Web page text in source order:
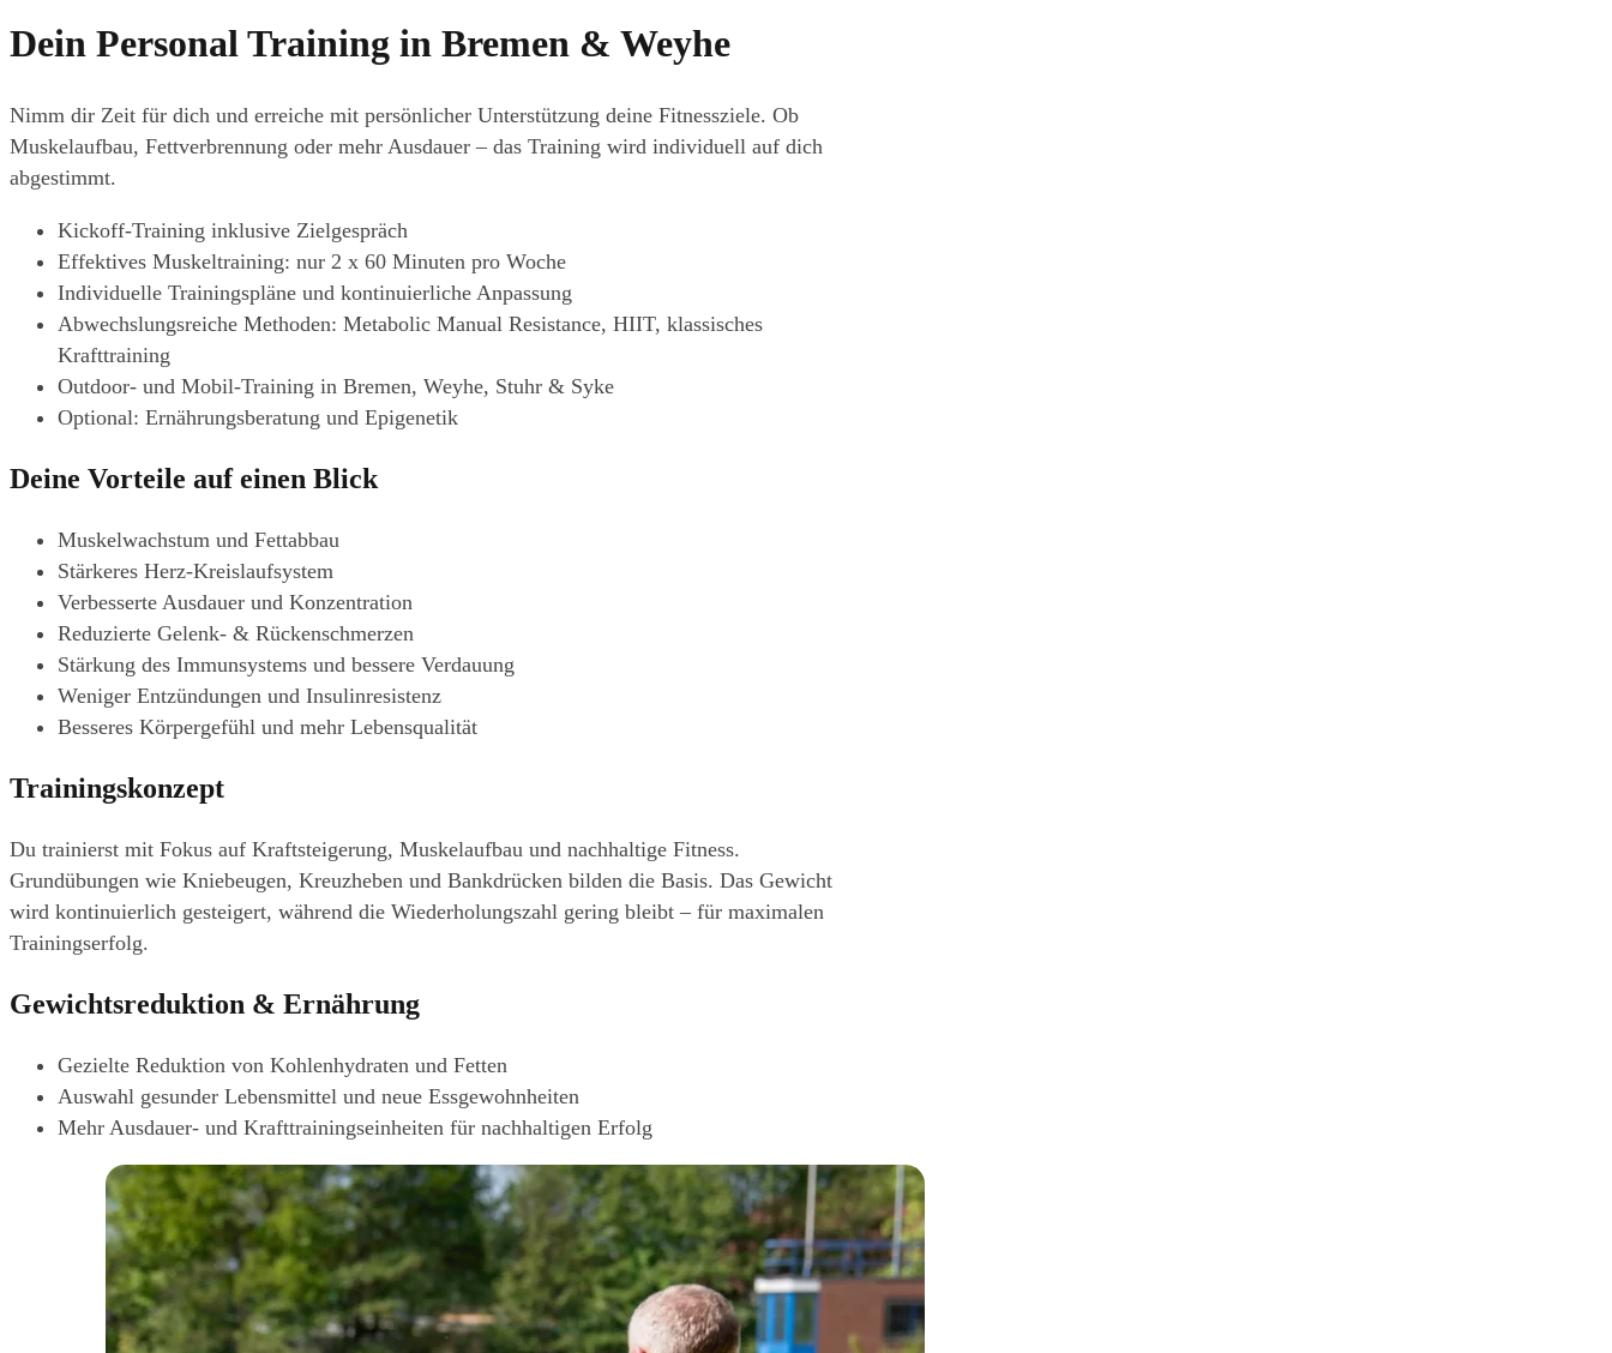
Dein Personal Training in Bremen & Weyhe
Nimm dir Zeit für dich und erreiche mit persönlicher Unterstützung deine Fitnessziele. Ob
Muskelaufbau, Fettverbrennung oder mehr Ausdauer – das Training wird individuell auf dich
abgestimmt.
Kickoff-Training inklusive Zielgespräch
Effektives Muskeltraining: nur 2 x 60 Minuten pro Woche
Individuelle Trainingspläne und kontinuierliche Anpassung
Abwechslungsreiche Methoden: Metabolic Manual Resistance, HIIT, klassisches
Krafttraining
Outdoor- und Mobil-Training in Bremen, Weyhe, Stuhr & Syke
Optional: Ernährungsberatung und Epigenetik
Deine Vorteile auf einen Blick
Muskelwachstum und Fettabbau
Stärkeres Herz-Kreislaufsystem
Verbesserte Ausdauer und Konzentration
Reduzierte Gelenk- & Rückenschmerzen
Stärkung des Immunsystems und bessere Verdauung
Weniger Entzündungen und Insulinresistenz
Besseres Körpergefühl und mehr Lebensqualität
Trainingskonzept
Du trainierst mit Fokus auf Kraftsteigerung, Muskelaufbau und nachhaltige Fitness.
Grundübungen wie Kniebeugen, Kreuzheben und Bankdrücken bilden die Basis. Das Gewicht
wird kontinuierlich gesteigert, während die Wiederholungszahl gering bleibt – für maximalen
Trainingserfolg.
Gewichtsreduktion & Ernährung
Gezielte Reduktion von Kohlenhydraten und Fetten
Auswahl gesunder Lebensmittel und neue Essgewohnheiten
Mehr Ausdauer- und Krafttrainingseinheiten für nachhaltigen Erfolg